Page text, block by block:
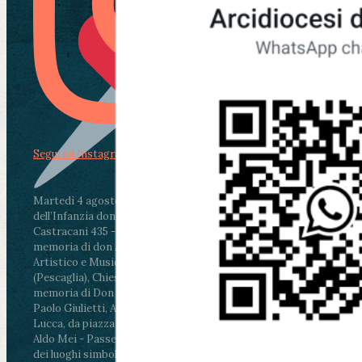
Martedì 4 agosto2026
ore 11:30 - Lucca, Scuola
dell’Infanzia don Aldo Mei - Viale Castruccio
Castracani 435 - Inaugurazione murales in
memoria di don Aldo Mei curato dal Liceo
Artistico e Musicale “Passaglia”
ore 18 - Fiano
(Pescaglia), Chiesa parrocchiale - Messa in
memoria di Don Aldo Mei celebrata da mons.
Paolo Giulietti, Arcivescovo di Lucca
ore 20.30 -
Lucca, da piazza San Michele al Cippo di don
Aldo Mei - Passeggiata della Memoria in alcuni
dei luoghi simbolo della città. Ritrovo alle ore
Segui su Instagram